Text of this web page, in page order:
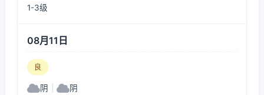
1-3级
08月11日
良
阴 阴